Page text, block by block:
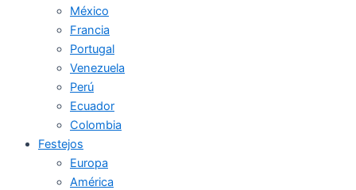
México
Francia
Portugal
Venezuela
Perú
Ecuador
Colombia
Festejos
Europa
América